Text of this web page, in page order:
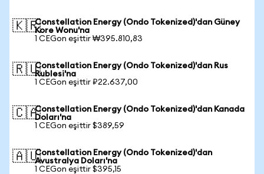
🇰🇷Constellation Energy (Ondo Tokenized)'dan Güney
Kore Wonu'na
1 CEGon eşittir ₩395.810,83
🇷🇺Constellation Energy (Ondo Tokenized)'dan Rus
Rublesi'na
1 CEGon eşittir ₽22.637,00
🇨🇦Constellation Energy (Ondo Tokenized)'dan Kanada
Doları'na
1 CEGon eşittir $389,59
🇦🇺Constellation Energy (Ondo Tokenized)'dan
Avustralya Doları'na
1 CEGon eşittir $395,15